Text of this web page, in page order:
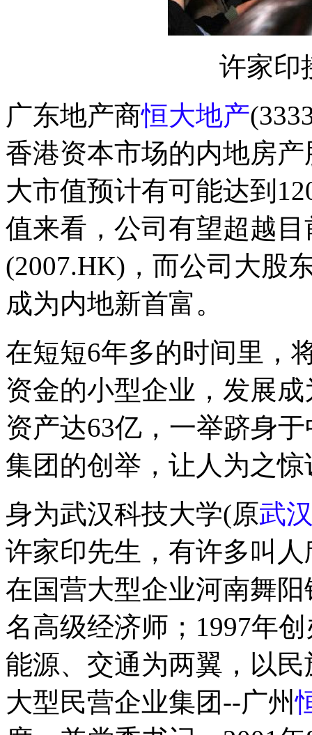
许家印
广东地产商恒大地产
香港资本市场的内地房
大市值预计有可能达到
值来看，公司有望超越
(2007.HK)，而公司大股
成为内地新首富。
在短短6年多的时间里，
资金的小型企业，发展
资产达63亿，一举跻身
集团的创举，让人为之惊
身为武汉科技大学(原武
许家印先生，有许多叫
在国营大型企业河南舞
名高级经济师；1997年
能源、交通为两翼，以
大型民营企业集团--广州